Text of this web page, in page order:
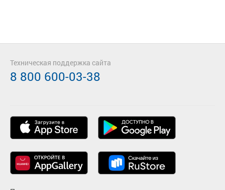
Техническая поддержка сайта
8 800 600-03-38